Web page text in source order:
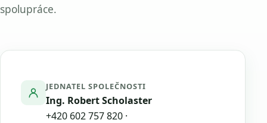
spolupráce.
JEDNATEL SPOLEČNOSTI
Ing. Robert Scholaster
+420 602 757 820 ·